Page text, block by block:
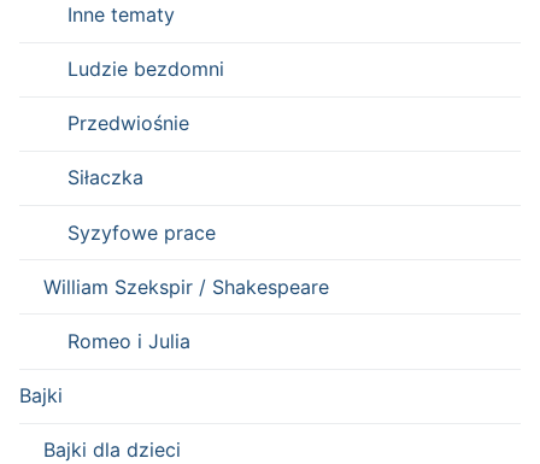
Inne tematy
Ludzie bezdomni
Przedwiośnie
Siłaczka
Syzyfowe prace
William Szekspir / Shakespeare
Romeo i Julia
Bajki
Bajki dla dzieci